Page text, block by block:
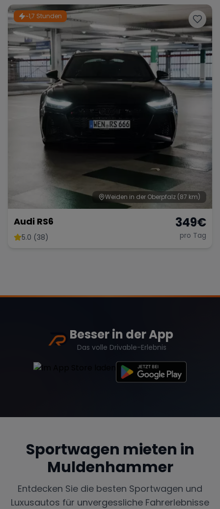
~1,7 Stunden
Weiden in der Oberpfalz (87 km)
Audi RS6
5.0 (38)
349€
pro Tag
Besser in der App
Das volle Drivable-Erlebnis
Sportwagen mieten in
Muldenhammer
Entdecken Sie die besten Sportwagen und
Luxusautos für unvergessliche Fahrerlebnisse